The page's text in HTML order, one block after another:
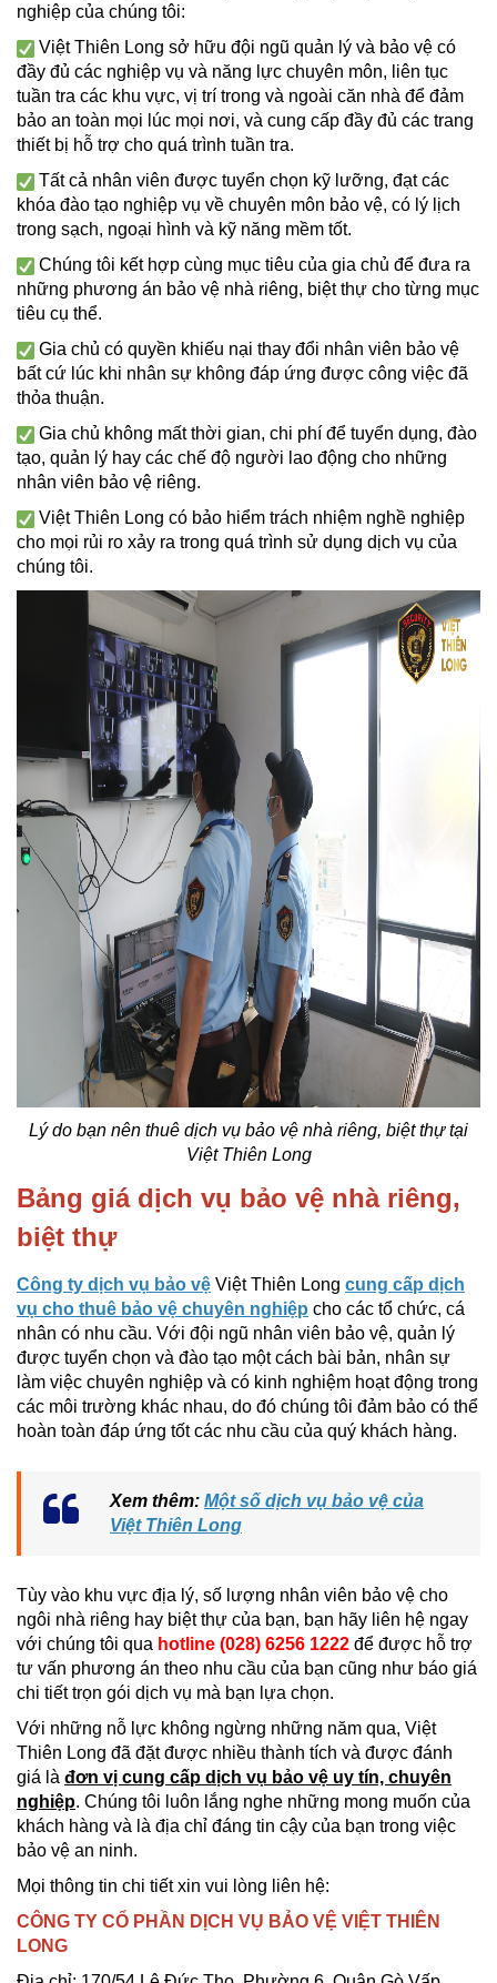
nghiệp của chúng tôi:
Việt Thiên Long sở hữu đội ngũ quản lý và bảo vệ có
đầy đủ các nghiệp vụ và năng lực chuyên môn, liên tục
tuần tra các khu vực, vị trí trong và ngoài căn nhà để đảm
bảo an toàn mọi lúc mọi nơi, và cung cấp đầy đủ các trang
thiết bị hỗ trợ cho quá trình tuần tra.
Tất cả nhân viên được tuyển chọn kỹ lưỡng, đạt các
khóa đào tạo nghiệp vụ về chuyên môn bảo vệ, có lý lịch
trong sạch, ngoại hình và kỹ năng mềm tốt.
Chúng tôi kết hợp cùng mục tiêu của gia chủ để đưa ra
những phương án bảo vệ nhà riêng, biệt thự cho từng mục
tiêu cụ thể.
Gia chủ có quyền khiếu nại thay đổi nhân viên bảo vệ
bất cứ lúc khi nhân sự không đáp ứng được công việc đã
thỏa thuận.
Gia chủ không mất thời gian, chi phí để tuyển dụng, đào
tạo, quản lý hay các chế độ người lao động cho những
nhân viên bảo vệ riêng.
Việt Thiên Long có bảo hiểm trách nhiệm nghề nghiệp
cho mọi rủi ro xảy ra trong quá trình sử dụng dịch vụ của
chúng tôi.
Lý do bạn nên thuê dịch vụ bảo vệ nhà riêng, biệt thự tại
Việt Thiên Long
Bảng giá dịch vụ bảo vệ nhà riêng,
biệt thự
Công ty dịch vụ bảo vệ Việt Thiên Long cung cấp dịch
vụ cho thuê bảo vệ chuyên nghiệp cho các tổ chức, cá
nhân có nhu cầu. Với đội ngũ nhân viên bảo vệ, quản lý
được tuyển chọn và đào tạo một cách bài bản, nhân sự
làm việc chuyên nghiệp và có kinh nghiệm hoạt động trong
các môi trường khác nhau, do đó chúng tôi đảm bảo có thể
hoàn toàn đáp ứng tốt các nhu cầu của quý khách hàng.
Xem thêm: Một số dịch vụ bảo vệ của
Việt Thiên Long
Tùy vào khu vực địa lý, số lượng nhân viên bảo vệ cho
ngôi nhà riêng hay biệt thự của bạn, bạn hãy liên hệ ngay
với chúng tôi qua hotline (028) 6256 1222 để được hỗ trợ
tư vấn phương án theo nhu cầu của bạn cũng như báo giá
chi tiết trọn gói dịch vụ mà bạn lựa chọn.
Với những nỗ lực không ngừng những năm qua, Việt
Thiên Long đã đặt được nhiều thành tích và được đánh
giá là đơn vị cung cấp dịch vụ bảo vệ uy tín, chuyên
nghiệp. Chúng tôi luôn lắng nghe những mong muốn của
khách hàng và là địa chỉ đáng tin cậy của bạn trong việc
bảo vệ an ninh.
Mọi thông tin chi tiết xin vui lòng liên hệ:
CÔNG TY CỔ PHẦN DỊCH VỤ BẢO VỆ VIỆT THIÊN
LONG